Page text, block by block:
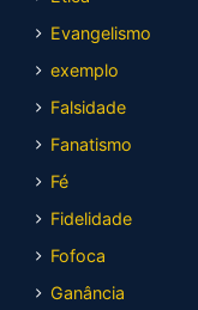
Evangelismo
exemplo
Falsidade
Fanatismo
Fé
Fidelidade
Fofoca
Ganância